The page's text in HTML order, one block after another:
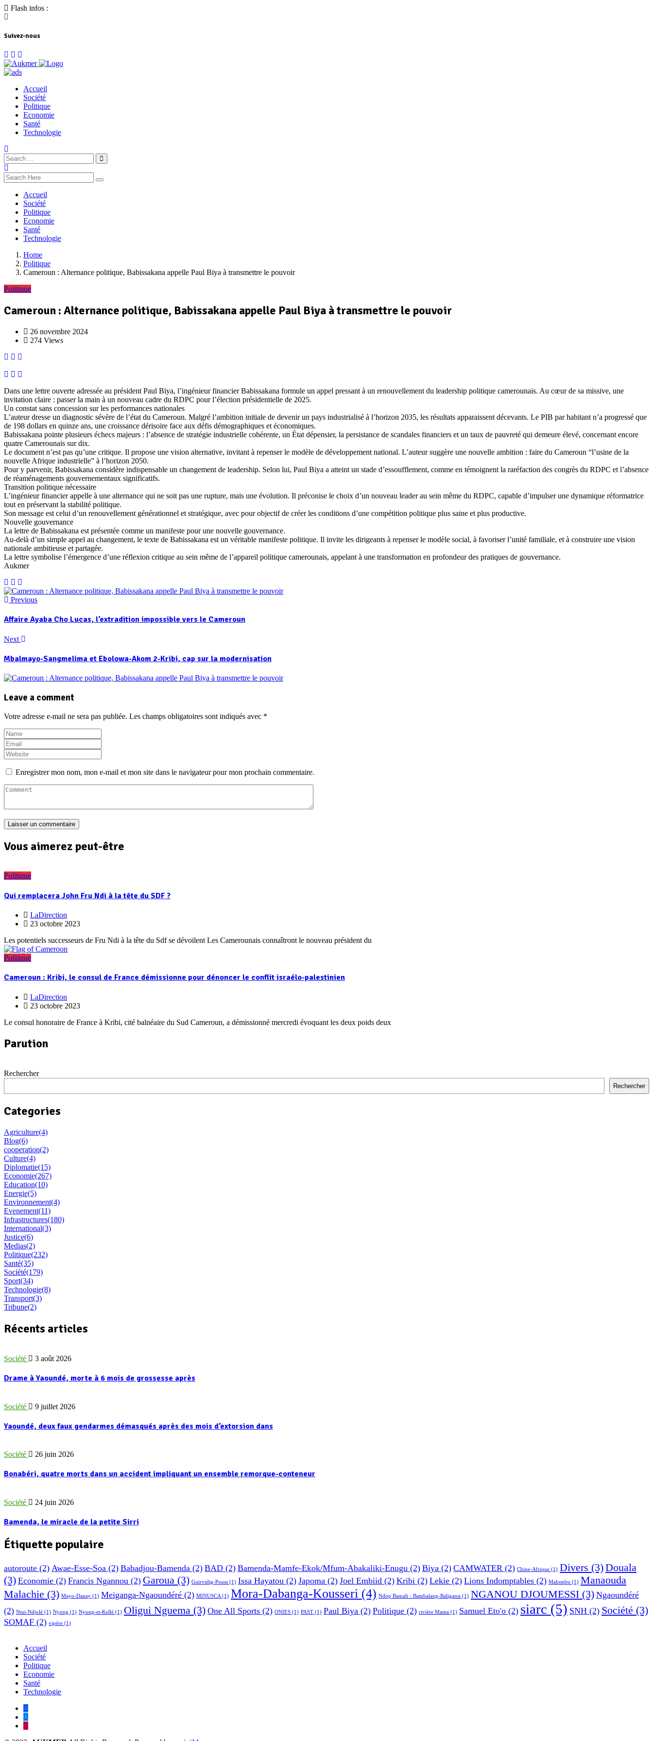
Flash infos :
Suivez-nous
Accueil
Société
Politique
Economie
Santé
Technologie
Accueil
Société
Politique
Economie
Santé
Technologie
Home
Politique
Cameroun : Alternance politique, Babissakana appelle Paul Biya à transmettre le pouvoir
Politique
Cameroun : Alternance politique, Babissakana appelle Paul Biya à transmettre le pouvoir
26 novembre 2024
274 Views
Dans une lettre ouverte adressée au président Paul Biya, l’ingénieur financier Babissakana formule un appel pressant à un renouvellement du leadership politique camerounais. Au cœur de sa missive, une
invitation claire : passer la main à un nouveau cadre du RDPC pour l’élection présidentielle de 2025.
Un constat sans concession sur les performances nationales
L’auteur dresse un diagnostic sévère de l’état du Cameroun. Malgré l’ambition initiale de devenir un pays industrialisé à l’horizon 2035, les résultats apparaissent décevants. Le PIB par habitant n’a progressé que
de 198 dollars en quinze ans, une croissance dérisoire face aux défis démographiques et économiques.
Babissakana pointe plusieurs échecs majeurs : l’absence de stratégie industrielle cohérente, un État dépensier, la persistance de scandales financiers et un taux de pauvreté qui demeure élevé, concernant encore
quatre Camerounais sur dix.
Le document n’est pas qu’une critique. Il propose une vision alternative, invitant à repenser le modèle de développement national. L’auteur suggère une nouvelle ambition : faire du Cameroun “l’usine de la
nouvelle Afrique industrielle” à l’horizon 2050.
Pour y parvenir, Babissakana considère indispensable un changement de leadership. Selon lui, Paul Biya a atteint un stade d’essoufflement, comme en témoignent la raréfaction des congrès du RDPC et l’absence
de réaménagements gouvernementaux significatifs.
Transition politique nécessaire
L’ingénieur financier appelle à une alternance qui ne soit pas une rupture, mais une évolution. Il préconise le choix d’un nouveau leader au sein même du RDPC, capable d’impulser une dynamique réformatrice
tout en préservant la stabilité politique.
Son message est celui d’un renouvellement générationnel et stratégique, avec pour objectif de créer les conditions d’une compétition politique plus saine et plus productive.
Nouvelle gouvernance
La lettre de Babissakana est présentée comme un manifeste pour une nouvelle gouvernance.
Au-delà d’un simple appel au changement, le texte de Babissakana est un véritable manifeste politique. Il invite les dirigeants à repenser le modèle social, à favoriser l’unité familiale, et à construire une vision
nationale ambitieuse et partagée.
La lettre symbolise l’émergence d’une réflexion critique au sein même de l’appareil politique camerounais, appelant à une transformation en profondeur des pratiques de gouvernance.
Aukmer
Previous
Affaire Ayaba Cho Lucas, l’extradition impossible vers le Cameroun
Next
Mbalmayo-Sangmelima et Ebolowa-Akom 2-Kribi, cap sur la modernisation
Leave a comment
Votre adresse e-mail ne sera pas publiée. Les champs obligatoires sont indiqués avec *
Enregistrer mon nom, mon e-mail et mon site dans le navigateur pour mon prochain commentaire.
Vous aimerez peut-être
Politique
Qui remplacera John Fru Ndi à la tête du SDF ?
LaDirection
23 octobre 2023
Les potentiels successeurs de Fru Ndi à la tête du Sdf se dévoilent Les Camerounais connaîtront le nouveau président du
Politique
Cameroun : Kribi, le consul de France démissionne pour dénoncer le conflit israélo-palestinien
LaDirection
23 octobre 2023
Le consul honoraire de France à Kribi, cité balnéaire du Sud Cameroun, a démissionné mercredi évoquant les deux poids deux
Parution
Rechercher
Rechercher
Categories
Agriculture(4)
Blog(6)
cooperation(2)
Culture(4)
Diplomatie(15)
Economie(267)
Education(10)
Energie(5)
Environnement(4)
Evenement(11)
Infrastructures(180)
International(3)
Justice(6)
Medias(2)
Politique(232)
Santé(35)
Société(179)
Sport(34)
Technologie(8)
Transport(3)
Tribune(2)
Récents articles
Société 3 août 2026
Drame à Yaoundé, morte à 6 mois de grossesse après
Société 9 juillet 2026
Yaoundé, deux faux gendarmes démasqués après des mois d’extorsion dans
Société 26 juin 2026
Bonabéri, quatre morts dans un accident impliquant un ensemble remorque-conteneur
Société 24 juin 2026
Bamenda, le miracle de la petite Sirri
Étiquette populaire
autoroute (2) Awae-Esse-Soa (2) Babadjou-Bamenda (2) BAD (2) Bamenda-Mamfe-Ekok/Mfum-Abakaliki-Enugu (2) Biya (2) CAMWATER (2) Chine-Afrique (1) Divers (3)Douala
(3) Economie (2) Francis Ngannou (2) Garoua (3) Guirvidig-Pouss (1) Issa Hayatou (2) Japoma (2) Joel Embiid (2) Kribi (2) Lekie (2) Lions Indomptables (2) Malombo (1) Manaouda
Malachie (3) Mayo-Danay (1) Meiganga-Ngaoundéré (2) MINUSCA (1) Mora-Dabanga-Kousseri (4) Ndop Bamali - Bambalang-Baligansi (1) NGANOU DJOUMESSI (3) Ngaoundéré
(2) Ntui-Ndjolé (1) Nyong (1) Nyong-et-Kellé (1) Oligui Nguema (3) One All Sports (2) ONIES (1) PAST (1) Paul Biya (2) Politique (2) rivière Mama (1) Samuel Eto'o (2) siarc (5) SNH (2) Société (3)
SOMAF (2) vipère (1)
Accueil
Société
Politique
Economie
Santé
Technologie